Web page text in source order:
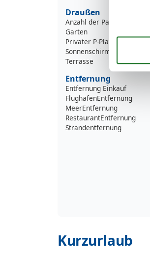
Draußen
Anzahl der Parkplätze
Garten
Privater P-Platz
Sonnenschirm
Terrasse
Entfernung
Entfernung Einkauf
FlughafenEntfernung
MeerEntfernung
RestaurantEntfernung
Strandentfernung
Kurzurlaub